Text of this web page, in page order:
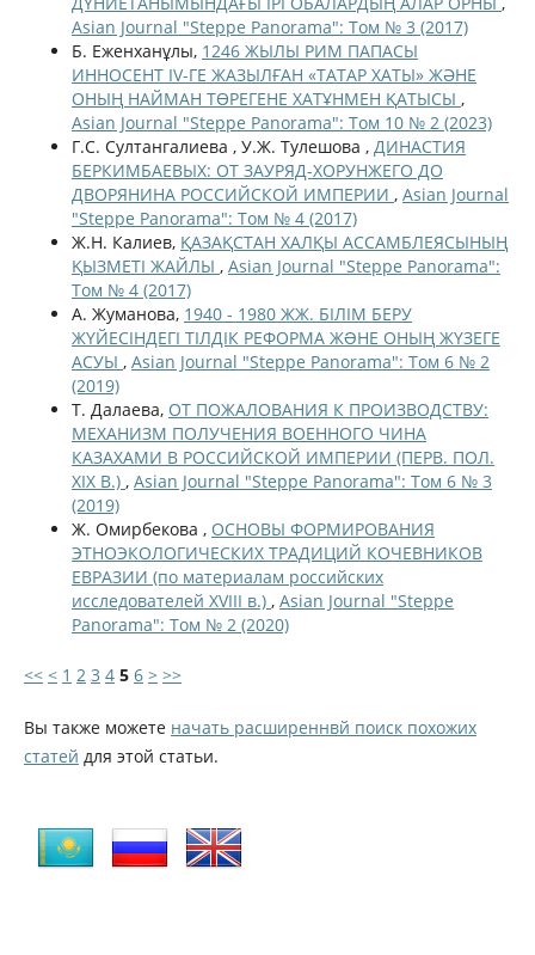
Asian Journal "Steppe Panorama": Том № 3 (2017)
Б. Еженханұлы, 1246 ЖЫЛЫ РИМ ПАПАСЫ
ИННОСЕНТ IV-ГЕ ЖАЗЫЛҒАН «ТАТАР ХАТЫ» ЖӘНЕ
ОНЫҢ НАЙМАН ТӨРЕГЕНЕ ХАТҰНМЕН ҚАТЫСЫ ,
Asian Journal "Steppe Panorama": Том 10 № 2 (2023)
Г.С. Султангалиева , У.Ж. Тулешова , ДИНАСТИЯ
БЕРКИМБАЕВЫХ: ОТ ЗАУРЯД-ХОРУНЖЕГО ДО
ДВОРЯНИНА РОССИЙСКОЙ ИМПЕРИИ , Asian Journal
"Steppe Panorama": Том № 4 (2017)
Ж.Н. Калиев, ҚАЗАҚСТАН ХАЛҚЫ АССАМБЛЕЯСЫНЫҢ
ҚЫЗМЕТІ ЖАЙЛЫ , Asian Journal "Steppe Panorama":
Том № 4 (2017)
А. Жуманова, 1940 - 1980 ЖЖ. БІЛІМ БЕРУ
ЖҮЙЕСІНДЕГІ ТІЛДІК РЕФОРМА ЖƏНЕ ОНЫҢ ЖҮЗЕГЕ
АСУЫ , Asian Journal "Steppe Panorama": Том 6 № 2
(2019)
Т. Далаева, ОТ ПОЖАЛОВАНИЯ К ПРОИЗВОДСТВУ:
МЕХАНИЗМ ПОЛУЧЕНИЯ ВОЕННОГО ЧИНА
КАЗАХАМИ В РОССИЙСКОЙ ИМПЕРИИ (ПЕРВ. ПОЛ.
XIX В.) , Asian Journal "Steppe Panorama": Том 6 № 3
(2019)
Ж. Омирбекова , ОСНОВЫ ФОРМИРОВАНИЯ
ЭТНОЭКОЛОГИЧЕСКИХ ТРАДИЦИЙ КОЧЕВНИКОВ
ЕВРАЗИИ (по материалам российских
исследователей ХVIII в.) , Asian Journal "Steppe
Panorama": Том № 2 (2020)
<< < 1 2 3 4 5 6 > >>
Вы также можете начать расширеннвй поиск похожих
статей для этой статьи.